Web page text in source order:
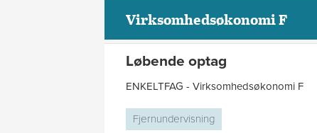
Virksomhedsøkonomi F
Løbende optag
ENKELTFAG - Virksomhedsøkonomi F
Fjernundervisning